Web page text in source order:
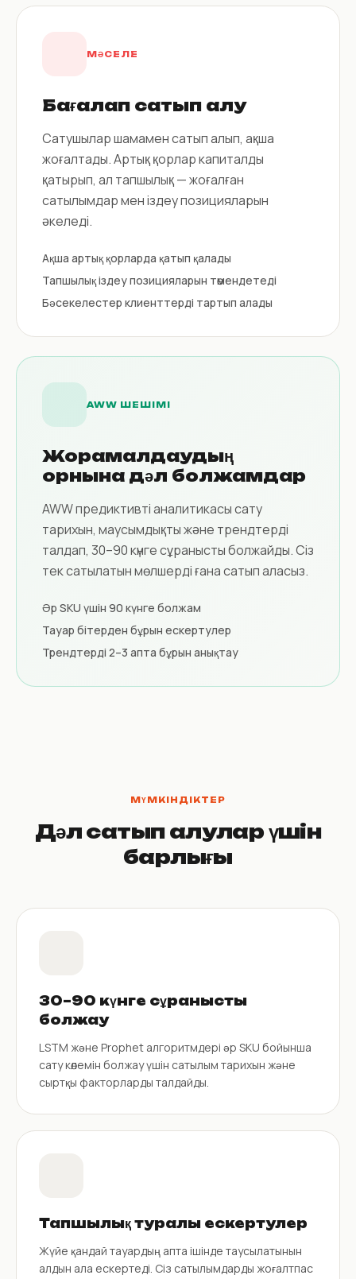
МӘСЕЛЕ
Бағалап сатып алу
Сатушылар шамамен сатып алып, ақша
жоғалтады. Артық қорлар капиталды
қатырып, ал тапшылық — жоғалған
сатылымдар мен іздеу позицияларын
әкеледі.
Ақша артық қорларда қатып қалады
Тапшылық іздеу позицияларын төмендетеді
Бәсекелестер клиенттерді тартып алады
AWW ШЕШІМІ
Жорамалдаудың
орнына дәл болжамдар
AWW предиктивті аналитикасы сату
тарихын, маусымдықты және трендтерді
талдап, 30–90 күнге сұранысты болжайды. Сіз
тек сатылатын мөлшерді ғана сатып аласыз.
Әр SKU үшін 90 күнге болжам
Тауар бітерден бұрын ескертулер
Трендтерді 2–3 апта бұрын анықтау
МҮМКІНДІКТЕР
Дәл сатып алулар үшін
барлығы
30–90 күнге сұранысты
болжау
LSTM және Prophet алгоритмдері әр SKU бойынша
сату көлемін болжау үшін сатылым тарихын және
сыртқы факторларды талдайды.
Тапшылық туралы ескертулер
Жүйе қандай тауардың апта ішінде таусылатынын
алдын ала ескертеді. Сіз сатылымдарды жоғалтпас